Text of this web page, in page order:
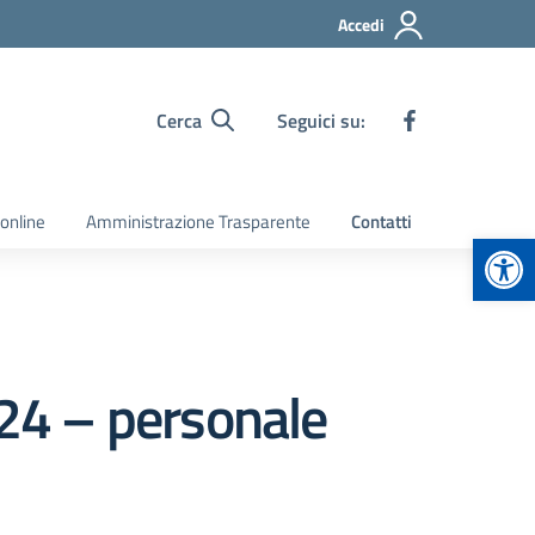
Accedi
Cerca Seguici su:
Amministrazione Trasparente Contatti
– personale